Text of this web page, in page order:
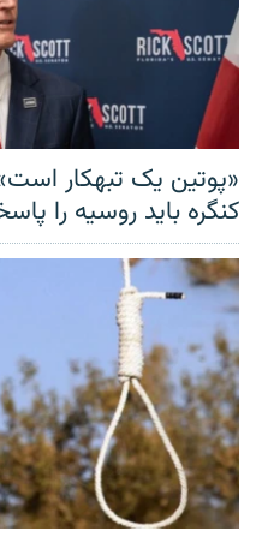
«پوتین یک تبهکار
کنگره باید روسیه را